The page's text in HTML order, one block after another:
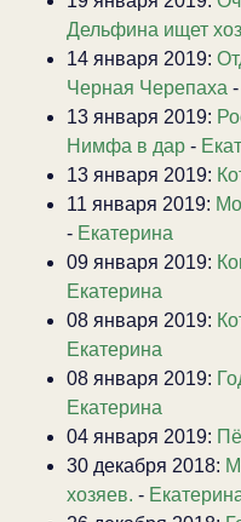
Дельфина ищет
14 января 2019:
Черная Черепаха -
13 января 2019:
Нимфа в дар -
13 января 2019:
11 января 2019:
- Екатерина
09 января 2019:
Екатерина
08 января 2019:
Екатерина
08 января 2019:
Екатерина
04 января 2019:
30 декабря 2018:
хозяев. -